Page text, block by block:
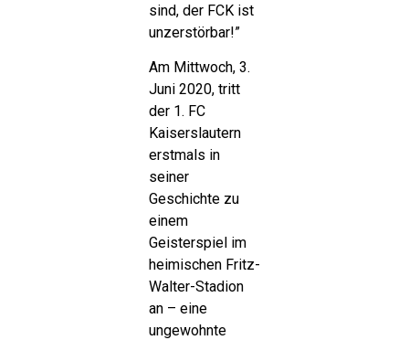
sind, der FCK ist
unzerstörbar!”
Am Mittwoch, 3.
Juni 2020, tritt
der 1. FC
Kaiserslautern
erstmals in
seiner
Geschichte zu
einem
Geisterspiel im
heimischen Fritz-
Walter-Stadion
an – eine
ungewohnte